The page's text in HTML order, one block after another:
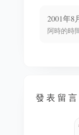
2001年8
阿時的時
發表留言